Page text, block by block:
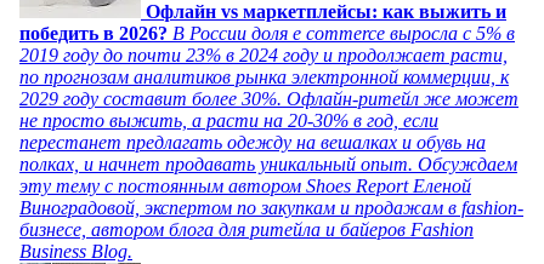
Офлайн vs маркетплейсы: как выжить и
победить в 2026? В России доля e commerce выросла с 5% в
2019 году до почти 23% в 2024 году и продолжает расти,
по прогнозам аналитиков рынка электронной коммерции, к
2029 году составит более 30%. Офлайн-ритейл же может
не просто выжить, а расти на 20-30% в год, если
перестанет предлагать одежду на вешалках и обувь на
полках, и начнет продавать уникальный опыт. Обсуждаем
эту тему с постоянным автором Shoes Report Еленой
Виноградовой, экспертом по закупкам и продажам в fashion-
бизнесе, автором блога для ритейла и байеров Fashion
Business Blog.